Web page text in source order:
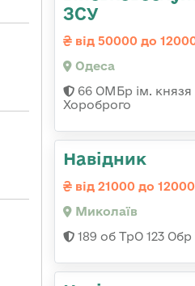
ЗСУ
від 50000 до
Одеса
66 ОМБр ім.
Хороброго
Навідник
від 21000 до
Миколаїв
189 об ТрО 123